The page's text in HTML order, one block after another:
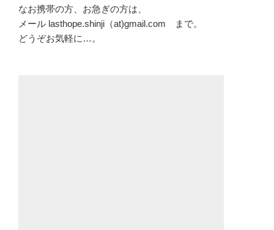
なお携帯の方、お急ぎの方は、
メール lasthope.shinji（at)gmail.com まで。
どうぞお気軽に…。